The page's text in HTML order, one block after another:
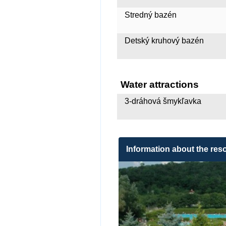
Stredný bazén
Detský kruhový bazén
Water attractions
3-dráhová šmykľavka
Information about the